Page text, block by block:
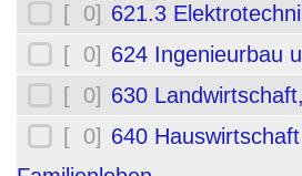
[ 0] 621.3
[ 0] 624 Ingenieurbau
[ 0] 630
[ 0] 640